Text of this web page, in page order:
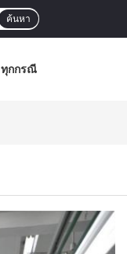
ค้นหา
ทุกกรณี